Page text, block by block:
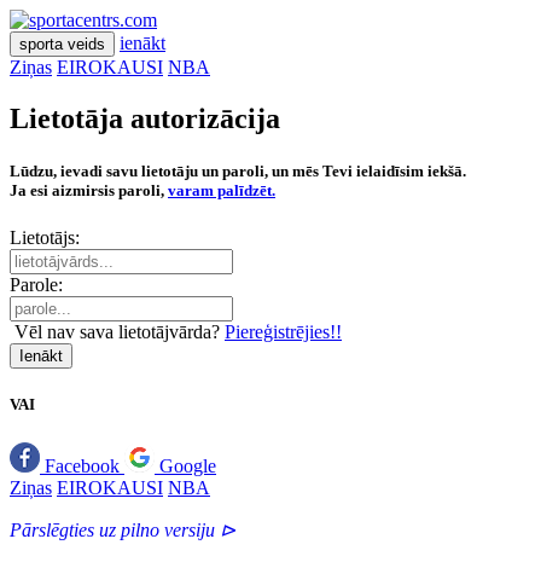
sporta veids
ienākt
Ziņas EIROKAUSI NBA
Lietotāja autorizācija
Lūdzu, ievadi savu lietotāju un paroli, un mēs Tevi ielaidīsim iekšā.
Ja esi aizmirsis paroli, varam palīdzēt.
Lietotājs:
Parole:
Vēl nav sava lietotājvārda? Piereģistrējies!!
Ienākt
VAI
Facebook
Google
Ziņas EIROKAUSI NBA
Pārslēgties uz pilno versiju ⊳